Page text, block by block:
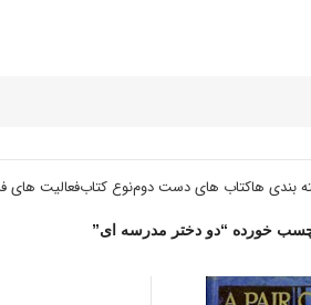
بندی هاکتاب های دست دومنوع کتابفعالیت های
خورده “دو دختر مدرسه ای”